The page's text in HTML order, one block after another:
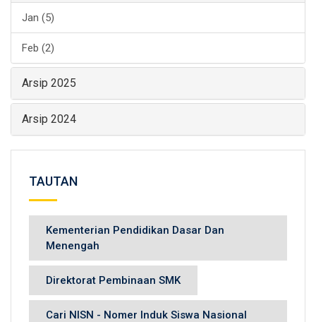
Jan (5)
Feb (2)
Arsip 2025
Arsip 2024
TAUTAN
Kementerian Pendidikan Dasar Dan
Menengah
Direktorat Pembinaan SMK
Cari NISN - Nomer Induk Siswa Nasional